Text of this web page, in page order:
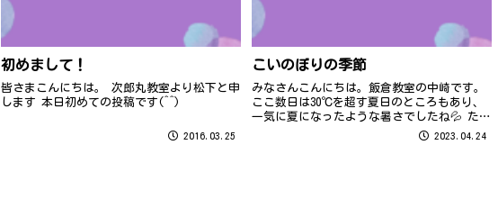
初めまして！
皆さまこんにちは。 次郎丸教室より松下と申
します 本日初めての投稿です(^^)
2016.03.25
こいのぼりの季節
みなさんこんにちは。飯倉教室の中崎です。
ここ数日は30℃を超す夏日のところもあり、
一気に夏になったような暑さでしたね💦 た
だ、また気温が平年並みに下がるようで、く
2023.04.24